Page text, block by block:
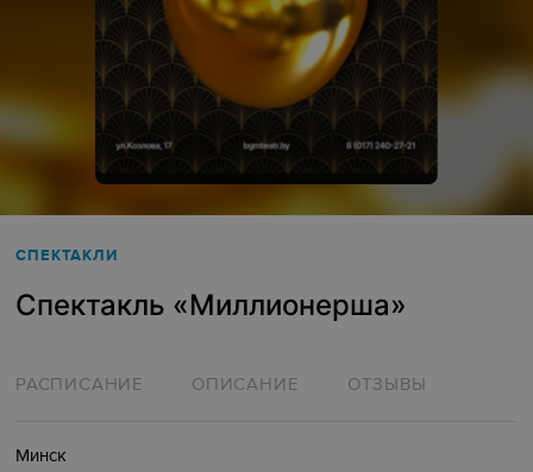
СПЕКТАКЛИ
Спектакль «‎Миллионерша»‎
РАСПИСАНИЕ ОПИСАНИЕ ОТЗЫВЫ
Минск